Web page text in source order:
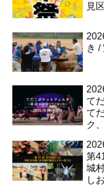
見
き /
て
て
ク
第
城村
し